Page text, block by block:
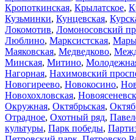
Кропоткинская, Крылатское,
Кузьминки, Кунцевская,
Локомотив, Ломоносовский
Люблино, Марксистская,
Маяковская, Медведково,
Минская, Митино,
Нагорная, Нахимовский
Новогиреево, Новокосино,
Новохохловская,
Окружная, Октябрьская,
Отрадное, Охотный ряд,
культуры, Парк победы,